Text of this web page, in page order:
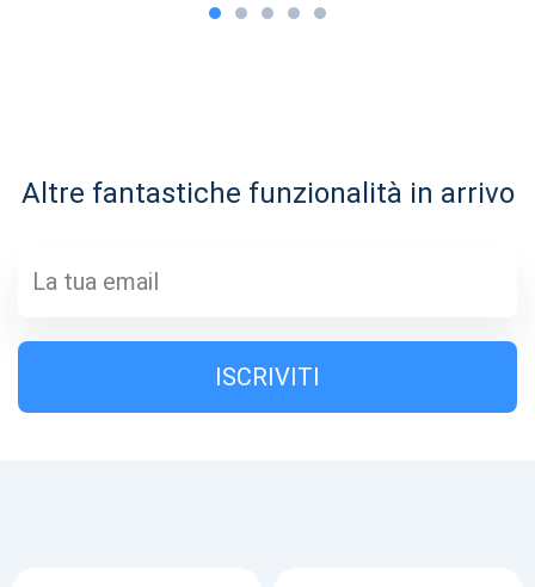
Altre fantastiche funzionalità in arrivo
ISCRIVITI
Dai un'occhiata a YouTube